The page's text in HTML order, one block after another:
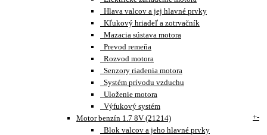
Hlava valcov a jej hlavné prvky
Kľukový hriadeľ a zotrvačník
Mazacia sústava motora
Prevod remeňa
Rozvod motora
Senzory riadenia motora
Systém prívodu vzduchu
Uloženie motora
Výfukový systém
Motor benzín 1.7 8V (21214)
+-
Blok valcov a jeho hlavné prvky